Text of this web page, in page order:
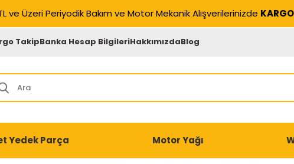
ve Üzeri Periyodik Bakım ve Motor Mekanik Alışverilerinizde
TakipBanka Hesap BilgileriHakkımızdaBlog
Yedek Parça Motor Yağı